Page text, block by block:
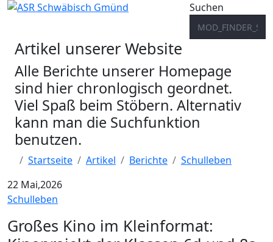
Suchen
Artikel unserer Website
Alle Berichte unserer Homepage
sind hier chronlogisch geordnet.
Viel Spaß beim Stöbern. Alternativ
kann man die Suchfunktion
benutzen.
Startseite Artikel Berichte
Schulleben
22 Mai,2026
Schulleben
Großes Kino im Kleinformat: